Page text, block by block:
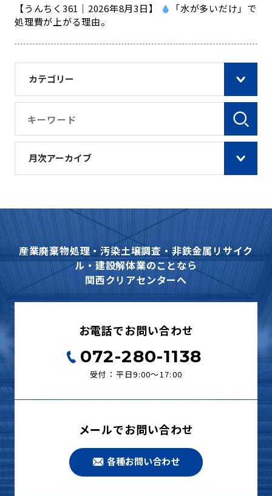
カテゴリー
月次アーカイブ
【うんちく361｜2026年8月3日】
「水が多いだけ」で
処理費が上がる理由。
産業廃棄物処理・汚染土壌調査・非鉄金属リサイク
ル・建設解体業のことなら
関西クリアセンターへ
お電話でお問い合わせ
072-280-1138
受付：平日9:00〜17:00
メールでお問い合わせ
各種お問い合わせ